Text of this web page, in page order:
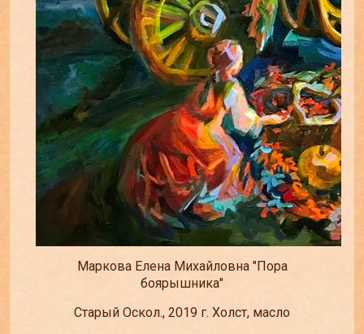
Маркова Елена Михайловна "Пора
боярышника"
Старый Оскол., 2019 г. Холст, масло